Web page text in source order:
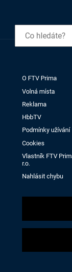
O FTV Prima
Volná místa
Reklama
HbbTV
Podmínky užívání
Cookies
Vlastník FTV
r.o.
Nahlásit chybu